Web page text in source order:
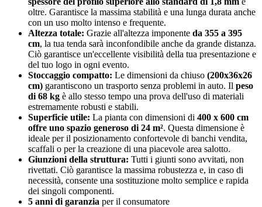
oltre. Garantisce la massima stabilità e una lunga durata anche
con un uso molto intenso e frequente.
Altezza totale: Grazie all'altezza imponente da 355 a 395
cm, la tua tenda sarà inconfondibile anche da grande distanza.
Ciò garantisce un'eccellente visibilità della tua presentazione e
del tuo logo in ogni evento.
Stoccaggio compatto: Le dimensioni da chiuso (200x36x26
cm) garantiscono un trasporto senza problemi in auto. Il peso
di 68 kg è allo stesso tempo una prova dell'uso di materiali
estremamente robusti e stabili.
Superficie utile: La pianta con dimensioni di 400 x 600 cm
offre uno spazio generoso di 24 m². Questa dimensione è
ideale per il posizionamento confortevole di banchi vendita,
scaffali o per la creazione di una piacevole area salotto.
Giunzioni della struttura: Tutti i giunti sono avvitati, non
rivettati. Ciò garantisce la massima robustezza e, in caso di
necessità, consente una sostituzione molto semplice e rapida
dei singoli componenti.
5 anni di garanzia per il consumatore